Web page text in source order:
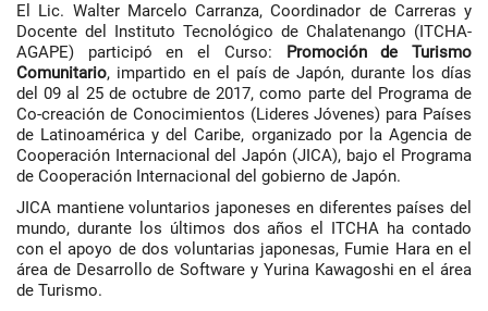
El Lic. Walter Marcelo Carranza, Coordinador de Carreras y
Docente del Instituto Tecnológico de Chalatenango (ITCHA-
AGAPE) participó en el Curso: Promoción de Turismo
Comunitario, impartido en el país de Japón, durante los días
del 09 al 25 de octubre de 2017, como parte del Programa de
Co-creación de Conocimientos (Lideres Jóvenes) para Países
de Latinoamérica y del Caribe, organizado por la Agencia de
Cooperación Internacional del Japón (JICA), bajo el Programa
de Cooperación Internacional del gobierno de Japón.
JICA mantiene voluntarios japoneses en diferentes países del
mundo, durante los últimos dos años el ITCHA ha contado
con el apoyo de dos voluntarias japonesas, Fumie Hara en el
área de Desarrollo de Software y Yurina Kawagoshi en el área
de Turismo.